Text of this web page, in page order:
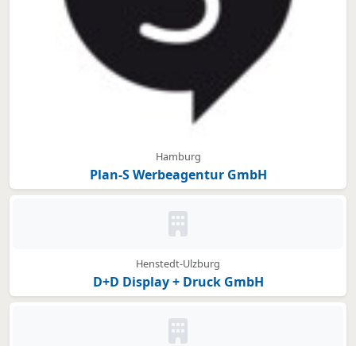
Hamburg
Plan-S Werbeagentur GmbH
Kein Bild oder Logo hinterlegt
Henstedt-Ulzburg
D+D Display + Druck GmbH
Kein Bild oder Logo hinterlegt